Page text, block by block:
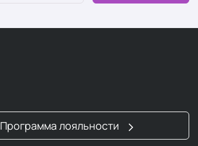
Программа лояльности